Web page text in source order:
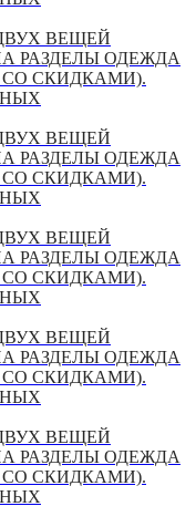
ВЕЩЕЙ
РАЗДЕЛЫ ОДЕЖДА
СКИДКАМИ).
ВЕЩЕЙ
РАЗДЕЛЫ ОДЕЖДА
СКИДКАМИ).
ВЕЩЕЙ
РАЗДЕЛЫ ОДЕЖДА
СКИДКАМИ).
ВЕЩЕЙ
РАЗДЕЛЫ ОДЕЖДА
СКИДКАМИ).
ВЕЩЕЙ
РАЗДЕЛЫ ОДЕЖДА
СКИДКАМИ).